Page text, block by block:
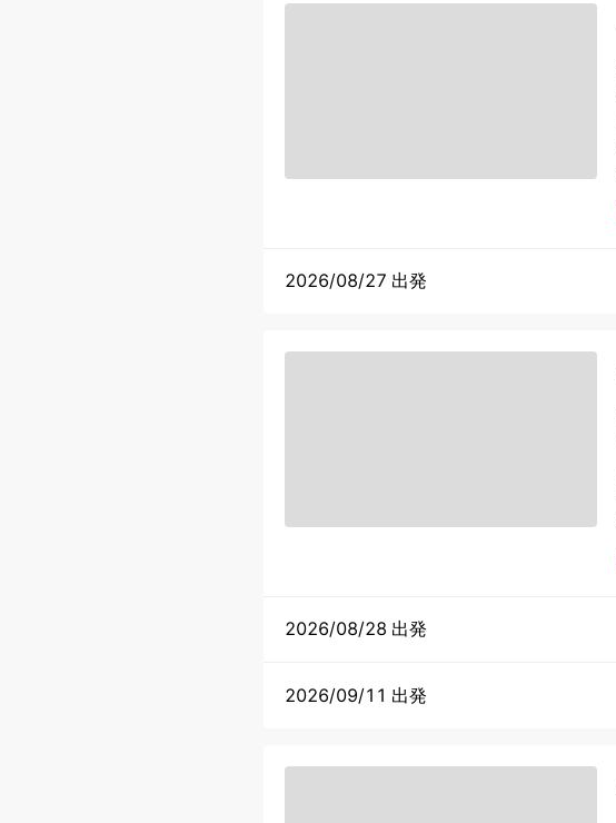
2026/08/27 出発
2026/08/28 出発
2026/09/11 出発